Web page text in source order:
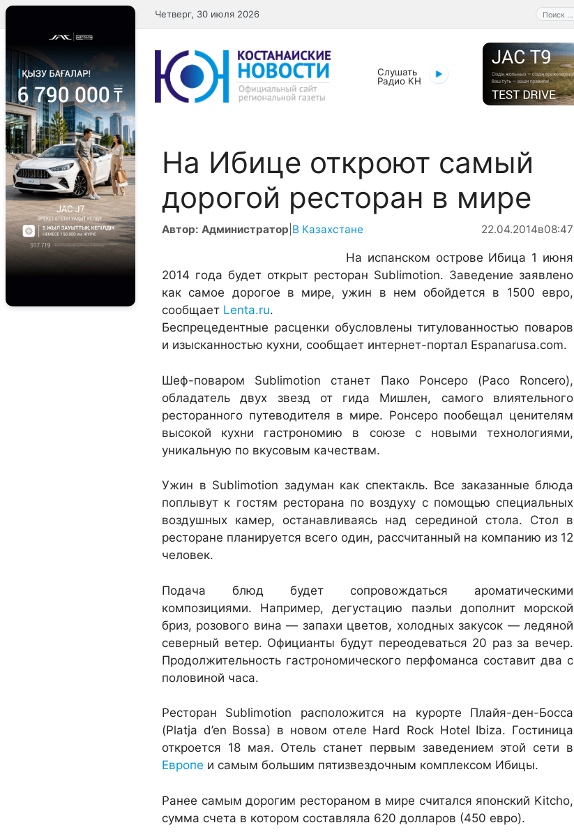
Перейти
к
содержимому
Поиск:
Четверг, 30 июля 2026
Слушать
Радио КН
На Ибице откроют самый
дорогой ресторан в мире
Автор: Администратор В Казахстане 22.04.2014в08:47
На испанском острове Ибица 1 июня
2014 года будет открыт ресторан Sublimotion. Заведение заявлено
как самое дорогое в мире, ужин в нем обойдется в 1500 евро,
сообщает Lenta.ru.
Беспрецедентные расценки обусловлены титулованностью поваров
и изысканностью кухни, сообщает интернет-портал Espanarusa.com.
Шеф-поваром Sublimotion станет Пако Ронсеро (Paco Roncero),
обладатель двух звезд от гида Мишлен, самого влиятельного
ресторанного путеводителя в мире. Ронсеро пообещал ценителям
высокой кухни гастрономию в союзе с новыми технологиями,
уникальную по вкусовым качествам.
Ужин в Sublimotion задуман как спектакль. Все заказанные блюда
поплывут к гостям ресторана по воздуху с помощью специальных
воздушных камер, останавливаясь над серединой стола. Стол в
ресторане планируется всего один, рассчитанный на компанию из 12
человек.
Подача блюд будет сопровождаться ароматическими
композициями. Например, дегустацию паэльи дополнит морской
бриз, розового вина — запахи цветов, холодных закусок — ледяной
северный ветер. Официанты будут переодеваться 20 раз за вечер.
Продолжительность гастрономического перфоманса составит два с
половиной часа.
Ресторан Sublimotion расположится на курорте Плайя-ден-Босса
(Platja d’en Bossa) в новом отеле Hard Rock Hotel Ibiza. Гостиница
откроется 18 мая. Отель станет первым заведением этой сети в
Европе и самым большим пятизвездочным комплексом Ибицы.
Ранее самым дорогим рестораном в мире считался японский Kitcho,
сумма счета в котором составляла 620 долларов (450 евро).